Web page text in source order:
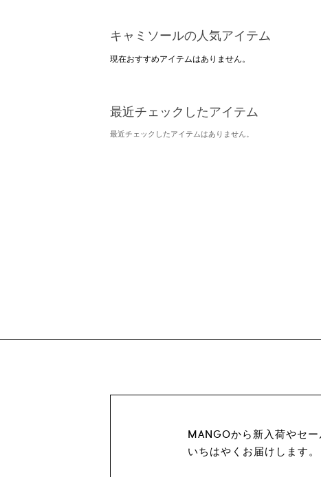
キャミソールの人気アイテム
現在おすすめアイテムはありません。
最近チェックしたアイテム
最近チェックしたアイテムはありません。
MANGOから新入荷やセー
いちはやくお届けします。